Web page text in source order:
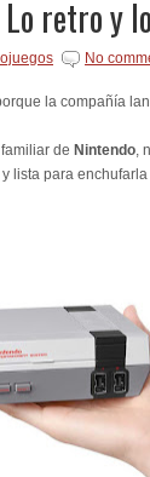
retro y
No
la compañía
de Nintendo,
y lista para